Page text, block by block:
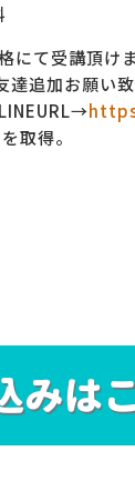
て受講頂けま
追加お願い致
得。